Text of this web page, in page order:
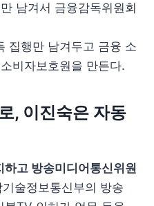
남겨서 금융감독위원회
집행만 남겨두고 금융 소
비자보호원을 만든다.
, 이진숙은 자동
고 방송미디어통신위원
술정보통신부의 방송